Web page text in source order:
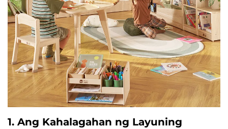
1. Ang Kahalagahan ng Layuning